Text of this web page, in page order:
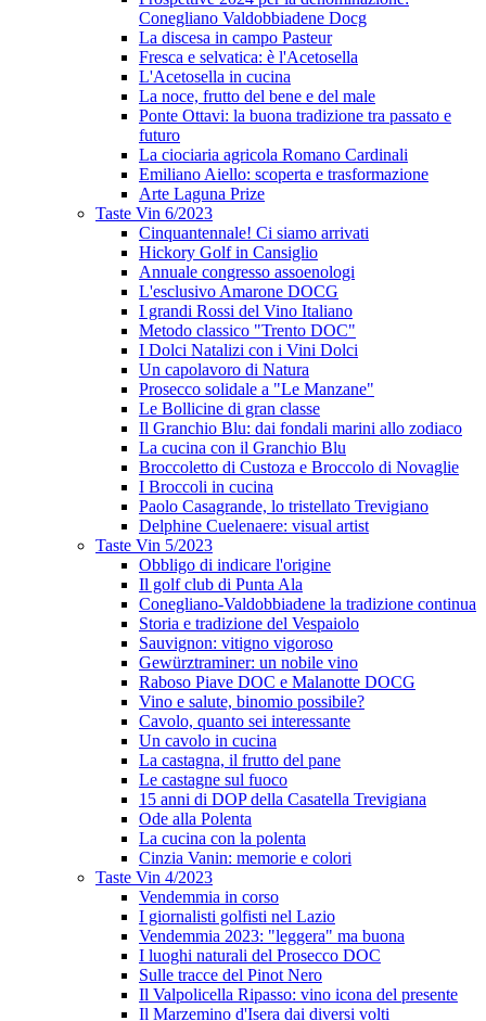
Conegliano Valdobbiadene Docg
La discesa in campo Pasteur
Fresca e selvatica: è l'Acetosella
L'Acetosella in cucina
La noce, frutto del bene e del male
Ponte Ottavi: la buona tradizione tra passato e
futuro
La ciociaria agricola Romano Cardinali
Emiliano Aiello: scoperta e trasformazione
Arte Laguna Prize
Taste Vin 6/2023
Cinquantennale! Ci siamo arrivati
Hickory Golf in Cansiglio
Annuale congresso assoenologi
L'esclusivo Amarone DOCG
I grandi Rossi del Vino Italiano
Metodo classico "Trento DOC"
I Dolci Natalizi con i Vini Dolci
Un capolavoro di Natura
Prosecco solidale a "Le Manzane"
Le Bollicine di gran classe
Il Granchio Blu: dai fondali marini allo zodiaco
La cucina con il Granchio Blu
Broccoletto di Custoza e Broccolo di Novaglie
I Broccoli in cucina
Paolo Casagrande, lo tristellato Trevigiano
Delphine Cuelenaere: visual artist
Taste Vin 5/2023
Obbligo di indicare l'origine
Il golf club di Punta Ala
Conegliano-Valdobbiadene la tradizione continua
Storia e tradizione del Vespaiolo
Sauvignon: vitigno vigoroso
Gewürztraminer: un nobile vino
Raboso Piave DOC e Malanotte DOCG
Vino e salute, binomio possibile?
Cavolo, quanto sei interessante
Un cavolo in cucina
La castagna, il frutto del pane
Le castagne sul fuoco
15 anni di DOP della Casatella Trevigiana
Ode alla Polenta
La cucina con la polenta
Cinzia Vanin: memorie e colori
Taste Vin 4/2023
Vendemmia in corso
I giornalisti golfisti nel Lazio
Vendemmia 2023: "leggera" ma buona
I luoghi naturali del Prosecco DOC
Sulle tracce del Pinot Nero
Il Valpolicella Ripasso: vino icona del presente
Il Marzemino d'Isera dai diversi volti